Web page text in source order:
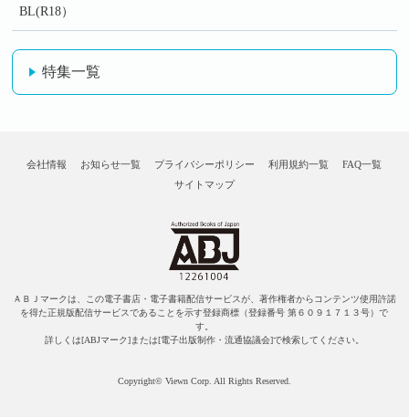
BL(R18）
特集一覧
会社情報 お知らせ一覧 プライバシーポリシー 利用規約一覧
FAQ一覧
サイトマップ
ＡＢＪマークは、この電子書店・電子書籍配信サービスが、著作権者からコンテンツ使用許諾
を得た正規版配信サービスであることを示す登録商標（登録番号 第６０９１７１３号）で
す。
詳しくは[ABJマーク]または[電子出版制作・流通協議会]で検索してください。
Copyright© Viewn Corp. All Rights Reserved.